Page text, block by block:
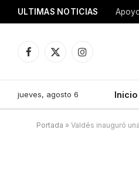
ULTIMAS NOTICIAS
Facebook
X
Instagram
jueves, agosto 6 Inicio
Portada » Valdés inauguró